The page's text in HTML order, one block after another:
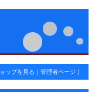
ップを見る ｜ 管理者ページ ｜